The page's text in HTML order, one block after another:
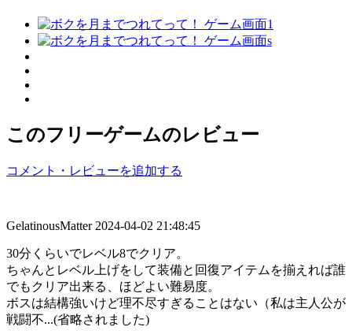
このフリーゲームのレビュー
コメント・レビューを追加する
GelatinousMatter 2024-04-02 21:48:45
30分くらいでレベル8でクリア。
ちゃんとレベル上げをして装備と回復アイテムを揃えれば誰
でもクリア出来る、ほどよい難易度。
ボスは結構強いけど理不尽すぎることはない（私は主人公が
戦闘不...(省略されました)